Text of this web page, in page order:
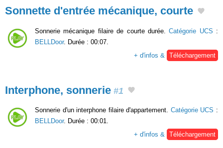
Sonnette d'entrée mécanique, courte
Sonnerie mécanique filaire de courte durée.Catégorie UCS :
BELLDoor. Durée : 00:07.
+ d'infos &
Téléchargement
Interphone, sonnerie #1
Sonnerie d'un interphone filaire d'appartement. Catégorie UCS :
BELLDoor. Durée : 00:01.
+ d'infos & Téléchargement